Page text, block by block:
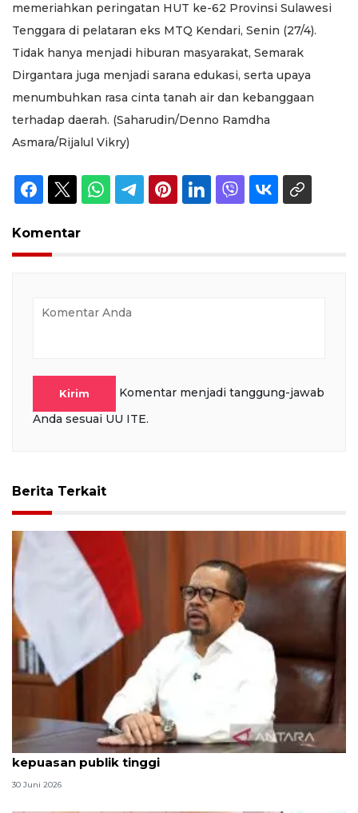
memeriahkan peringatan HUT ke-62 Provinsi Sulawesi
Tenggara di pelataran eks MTQ Kendari, Senin (27/4).
Tidak hanya menjadi hiburan masyarakat, Semarak
Dirgantara juga menjadi sarana edukasi, serta upaya
menumbuhkan rasa cinta tanah air dan kebanggaan
terhadap daerah. (Saharudin/Denno Ramdha
Asmara/Rijalul Vikry)
Komentar
Kirim
Komentar menjadi tanggung-jawab
Anda sesuai UU ITE.
Berita Terkait
Qodari: Pemerintah tak puas diri meski tingkat
kepuasan publik tinggi
30 Juni 2026